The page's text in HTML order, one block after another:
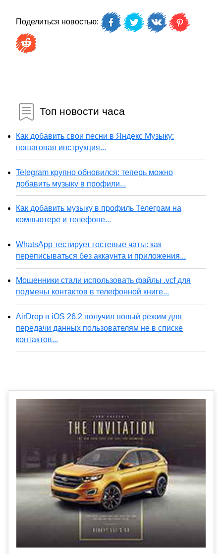
Поделиться новостью:
Топ новости часа
Как добавить свои песни в Яндекс Музыку:
пошаговая инструкция...
Telegram крупно обновился: теперь можно
добавить музыку в профили...
Как добавить музыку в профиль Телеграм на
компьютере и телефоне...
WhatsApp тестирует гостевые чаты: как
переписываться без аккаунта и приложения...
Мошенники стали использовать файлы .vcf для
подмены контактов в телефонной книге...
AirDrop в iOS 26.2 получил новый режим для
передачи данных пользователям не в списке
контактов...